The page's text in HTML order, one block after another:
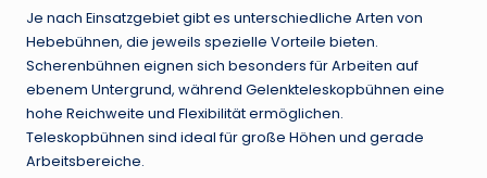
Je nach Einsatzgebiet gibt es unterschiedliche Arten von
Hebebühnen, die jeweils spezielle Vorteile bieten.
Scherenbühnen eignen sich besonders für Arbeiten auf
ebenem Untergrund, während Gelenkteleskopbühnen eine
hohe Reichweite und Flexibilität ermöglichen.
Teleskopbühnen sind ideal für große Höhen und gerade
Arbeitsbereiche.